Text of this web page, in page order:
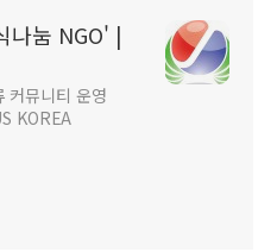
나눔 NGO' |
커뮤니티 운영
KOREA